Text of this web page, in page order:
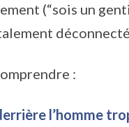
(“sois un
:
l’homme